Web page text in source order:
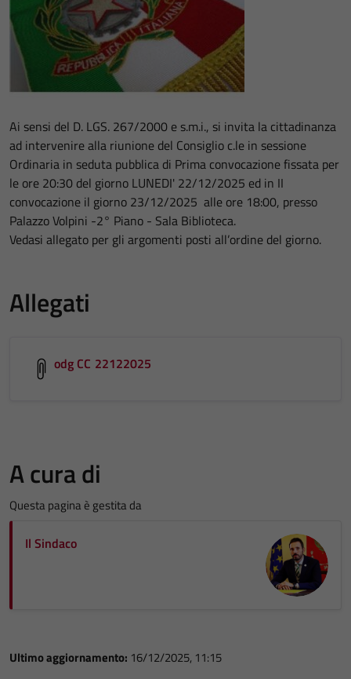
Ai sensi del D. LGS. 267/2000 e s.m.i., si invita la cittadinanza
ad intervenire alla riunione del Consiglio c.le in sessione
Ordinaria in seduta pubblica di Prima convocazione fissata per
le ore 20:30 del giorno LUNEDI' 22/12/2025 ed in II
convocazione il giorno 23/12/2025 alle ore 18:00, presso
Palazzo Volpini -2° Piano - Sala Biblioteca.
Vedasi allegato per gli argomenti posti all’ordine del giorno.
Allegati
odg CC 22122025
A cura di
Questa pagina è gestita da
Il Sindaco
Ultimo aggiornamento: 16/12/2025, 11:15